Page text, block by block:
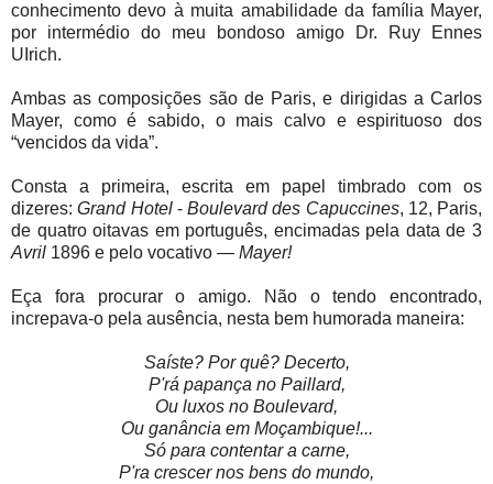
conhecimento devo à muita amabilidade da família Mayer,
por intermédio do meu bondoso amigo Dr. Ruy Ennes
UIrich.
Ambas as composições são de Paris, e dirigidas a Carlos
Mayer, como é sabido, o mais calvo e espirituoso dos
“vencidos da vida”.
Consta a primeira, escrita em papel timbrado com os
dizeres:Grand Hotel- Boulevard des Capuccines, 12, Paris,
de quatro oitavas em português, encimadas pela data de 3
Avril 1896 e pelo vocativo — Mayer!
Eça fora procurar o amigo. Não o tendo encontrado,
increpava-o pela ausência, nesta bem humorada maneira:
Saíste? Por quê? Decerto,
P'rá papança no Paillard,
Ou luxos no Boulevard,
Ou ganância em Moçambique!...
Só para contentar a carne,
P'ra crescer nos bens do mundo,